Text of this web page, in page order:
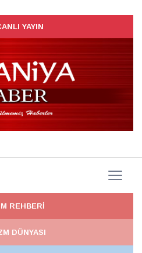
YAYIN
REHBERİ
DÜNYASI